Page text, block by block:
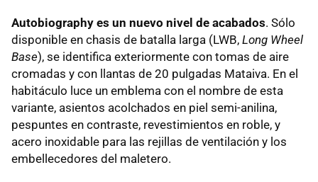
Autobiography es un nuevo nivel de acabados. Sólo
disponible en chasis de batalla larga (LWB, Long Wheel
Base), se identifica exteriormente con tomas de aire
cromadas y con llantas de 20 pulgadas Mataiva. En el
habitáculo luce un emblema con el nombre de esta
variante, asientos acolchados en piel semi-anilina,
pespuntes en contraste, revestimientos en roble, y
acero inoxidable para las rejillas de ventilación y los
embellecedores del maletero.